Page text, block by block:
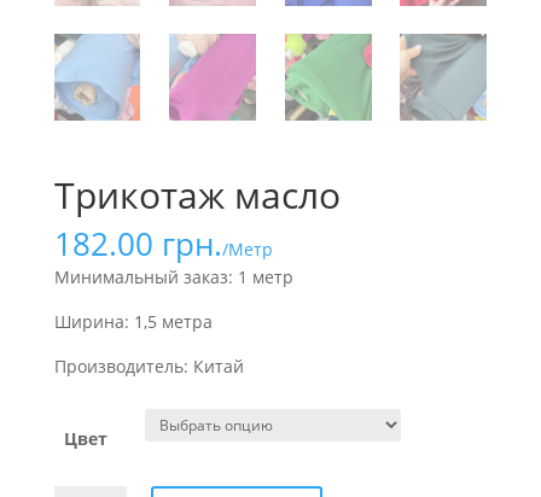
Трикотаж масло
182.00 грн./Метр
Минимальный заказ: 1 метр
Ширина: 1,5 метра
Производитель: Китай
Цвет